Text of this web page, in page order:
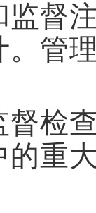
督
管
查
的重